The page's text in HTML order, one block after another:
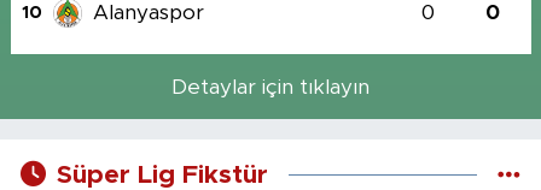
10 Alanyaspor 0 0
Detaylar için tıklayın
Süper Lig Fikstür